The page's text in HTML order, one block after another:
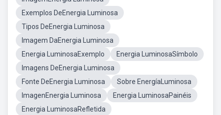
Exemplos DeEnergia Luminosa
Tipos DeEnergia Luminosa
Imagem DaEnergia Luminosa
Energia LuminosaExemplo
Energia LuminosaSímbolo
Imagens DeEnergia Luminosa
Fonte DeEnergia Luminosa
Sobre EnergíaLuminosa
ImagenEnergia Luminosa
Energia LuminosaPainéis
Energia LuminosaRefletida